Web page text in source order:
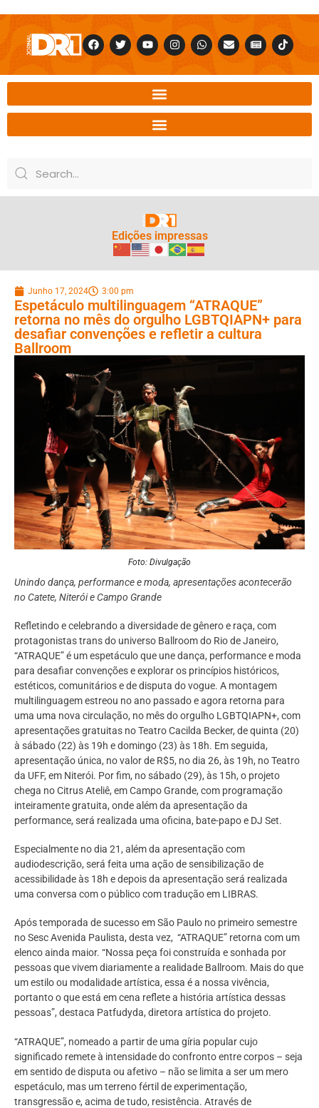
Edições impressas
Junho 17, 2024 3:00 pm
Espetáculo multilinguagem “ATRAQUE”
retorna no mês do orgulho LGBTQIAPN+ para
desafiar convenções e refletir a cultura
Ballroom
Foto: Divulgação
Unindo dança, performance e moda, apresentações acontecerão
no Catete, Niterói e Campo Grande
Refletindo e celebrando a diversidade de gênero e raça, com
protagonistas trans do universo Ballroom do Rio de Janeiro,
“ATRAQUE” é um espetáculo que une dança, performance e moda
para desafiar convenções e explorar os princípios históricos,
estéticos, comunitários e de disputa do vogue. A montagem
multilinguagem estreou no ano passado e agora retorna para
uma uma nova circulação, no mês do orgulho LGBTQIAPN+, com
apresentações gratuitas no Teatro Cacilda Becker, de quinta (20)
à sábado (22) às 19h e domingo (23) às 18h. Em seguida,
apresentação única, no valor de R$5, no dia 26, às 19h, no Teatro
da UFF, em Niterói. Por fim, no sábado (29), às 15h, o projeto
chega no Citrus Ateliê, em Campo Grande, com programação
inteiramente gratuita, onde além da apresentação da
performance, será realizada uma oficina, bate-papo e DJ Set.
Especialmente no dia 21, além da apresentação com
audiodescrição, será feita uma ação de sensibilização de
acessibilidade às 18h e depois da apresentação será realizada
uma conversa com o público com tradução em LIBRAS.
Após temporada de sucesso em São Paulo no primeiro semestre
no Sesc Avenida Paulista, desta vez, “ATRAQUE” retorna com um
elenco ainda maior. “Nossa peça foi construída e sonhada por
pessoas que vivem diariamente a realidade Ballroom. Mais do que
um estilo ou modalidade artística, essa é a nossa vivência,
portanto o que está em cena reflete a história artística dessas
pessoas”, destaca Patfudyda, diretora artística do projeto.
“ATRAQUE”, nomeado a partir de uma gíria popular cujo
significado remete à intensidade do confronto entre corpos – seja
em sentido de disputa ou afetivo – não se limita a ser um mero
espetáculo, mas um terreno fértil de experimentação,
transgressão e, acima de tudo, resistência. Através de